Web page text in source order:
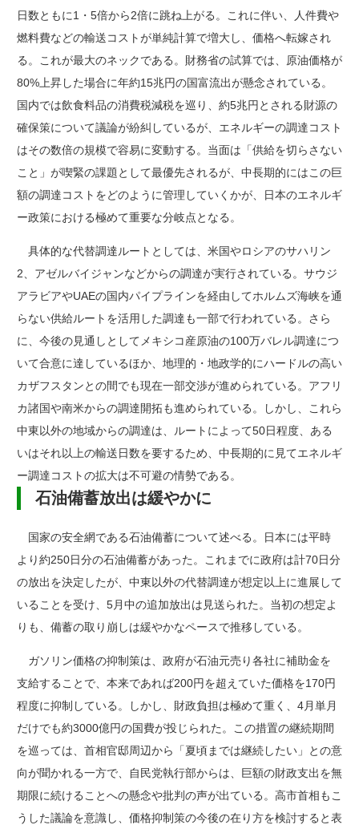
日数ともに1・5倍から2倍に跳ね上がる。これに伴い、人件費や
燃料費などの輸送コストが単純計算で増大し、価格へ転嫁され
る。これが最大のネックである。財務省の試算では、原油価格が
80%上昇した場合に年約15兆円の国富流出が懸念されている。
国内では飲食料品の消費税減税を巡り、約5兆円とされる財源の
確保策について議論が紛糾しているが、エネルギーの調達コスト
はその数倍の規模で容易に変動する。当面は「供給を切らさない
こと」が喫緊の課題として最優先されるが、中長期的にはこの巨
額の調達コストをどのように管理していくかが、日本のエネルギ
ー政策における極めて重要な分岐点となる。
具体的な代替調達ルートとしては、米国やロシアのサハリン
2、アゼルバイジャンなどからの調達が実行されている。サウジ
アラビアやUAEの国内パイプラインを経由してホルムズ海峡を通
らない供給ルートを活用した調達も一部で行われている。さら
に、今後の見通しとしてメキシコ産原油の100万バレル調達につ
いて合意に達しているほか、地理的・地政学的にハードルの高い
カザフスタンとの間でも現在一部交渉が進められている。アフリ
カ諸国や南米からの調達開拓も進められている。しかし、これら
中東以外の地域からの調達は、ルートによって50日程度、ある
いはそれ以上の輸送日数を要するため、中長期的に見てエネルギ
ー調達コストの拡大は不可避の情勢である。
石油備蓄放出は緩やかに
国家の安全網である石油備蓄について述べる。日本には平時
より約250日分の石油備蓄があった。これまでに政府は計70日分
の放出を決定したが、中東以外の代替調達が想定以上に進展して
いることを受け、5月中の追加放出は見送られた。当初の想定よ
りも、備蓄の取り崩しは緩やかなペースで推移している。
ガソリン価格の抑制策は、政府が石油元売り各社に補助金を
支給することで、本来であれば200円を超えていた価格を170円
程度に抑制している。しかし、財政負担は極めて重く、4月単月
だけでも約3000億円の国費が投じられた。この措置の継続期間
を巡っては、首相官邸周辺から「夏頃までは継続したい」との意
向が聞かれる一方で、自民党執行部からは、巨額の財政支出を無
期限に続けることへの懸念や批判の声が出ている。高市首相もこ
うした議論を意識し、価格抑制策の今後の在り方を検討すると表